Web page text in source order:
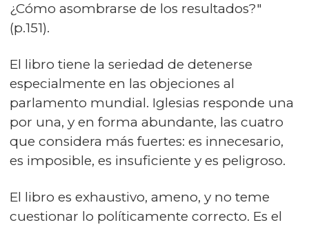
¿Cómo asombrarse de los resultados?"
(p.151).
El libro tiene la seriedad de detenerse
especialmente en las objeciones al
parlamento mundial. Iglesias responde una
por una, y en forma abundante, las cuatro
que considera más fuertes: es innecesario,
es imposible, es insuficiente y es peligroso.
El libro es exhaustivo, ameno, y no teme
cuestionar lo políticamente correcto. Es el